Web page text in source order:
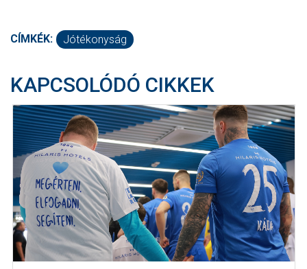
CÍMKÉK: Jótékonyság
KAPCSOLÓDÓ CIKKEK